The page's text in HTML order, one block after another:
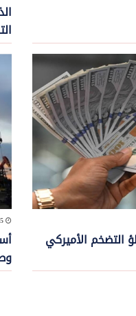
التضخم الأميركي
15 تموز, 2026